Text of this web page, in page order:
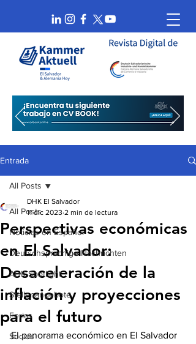
Entrada
All Posts
Noticias en Español
Deutschsprachige Nachrichten
AHK Spotlight
Stellenangebote
Ferias
Socios
All Posts
Perspectivas económicas
en El Salvador:
Desaceleración de la
inflación y proyecciones
para el futuro
DHK El Salvador
11 dic 2023 2 min de lectura
El panorama económico en El Salvador